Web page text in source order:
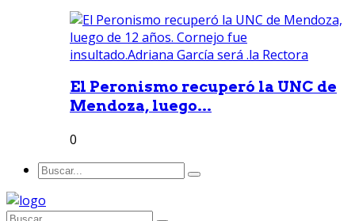
El Peronismo recuperó la UNC de
Mendoza, luego...
0